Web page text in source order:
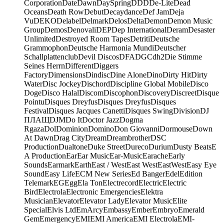
CorporationDateDawnDaySpringDDDDe-LiteDead
OceansDeath RowDebutDecaydanceDef JamDeja
VuDEKODelabelDelmarkDelosDeltaDemonDemon Music
GroupDemosDenovaliDEPDep InternationalDeramDesaster
UnlimitedDestroyed Room TapesDetritiDeutsche
GrammophonDeutsche Harmonia MundiDeutscher
SchallplattenclubDevil DiscosDFADGCdh2Die Stimme
Seines HerrnDifferentDiggers
FactoryDimensionsDindiscDine AloneDinoDirty HitDirty
WaterDisc JockeyDischordDiscipline Global MobileDisco
DogeDisco HalalDiscomDiscophonDiscoveryDiscreetDisque
PointuDisques DreyfusDisques DreyfusDisques
FestivalDisques Jacques CanettiDisques SwingDivisionDJ
ПЛАЩDJMDo ItDoctor JazzDogma
RgazaDolDominionDominoDon GiovanniDormouseDown
At DawnDrag CityDreamDreambrotherDSC
ProductionDualtoneDuke StreetDurecoDuriumDusty BeatsE
A ProductionEarEar MusicEar-MusicEaracheEarly
SoundsEarmarkEarthEast / WestEast WestEastWestEasy Eye
SoundEasy LifeECM New SeriesEd BangerEdelEdition
TelemarkEGEggEla TonElectrecordElectricElectric
BirdElectrolaElectronic EmergenciesElektra
MusicianElevatorElevator LadyElevator MusicElite
SpecialElvis LtdEmArcyEmbassyEmberEmbryoEmerald
GemEmergencyEMIEMI AmericaEMI ElectrolaEMI-